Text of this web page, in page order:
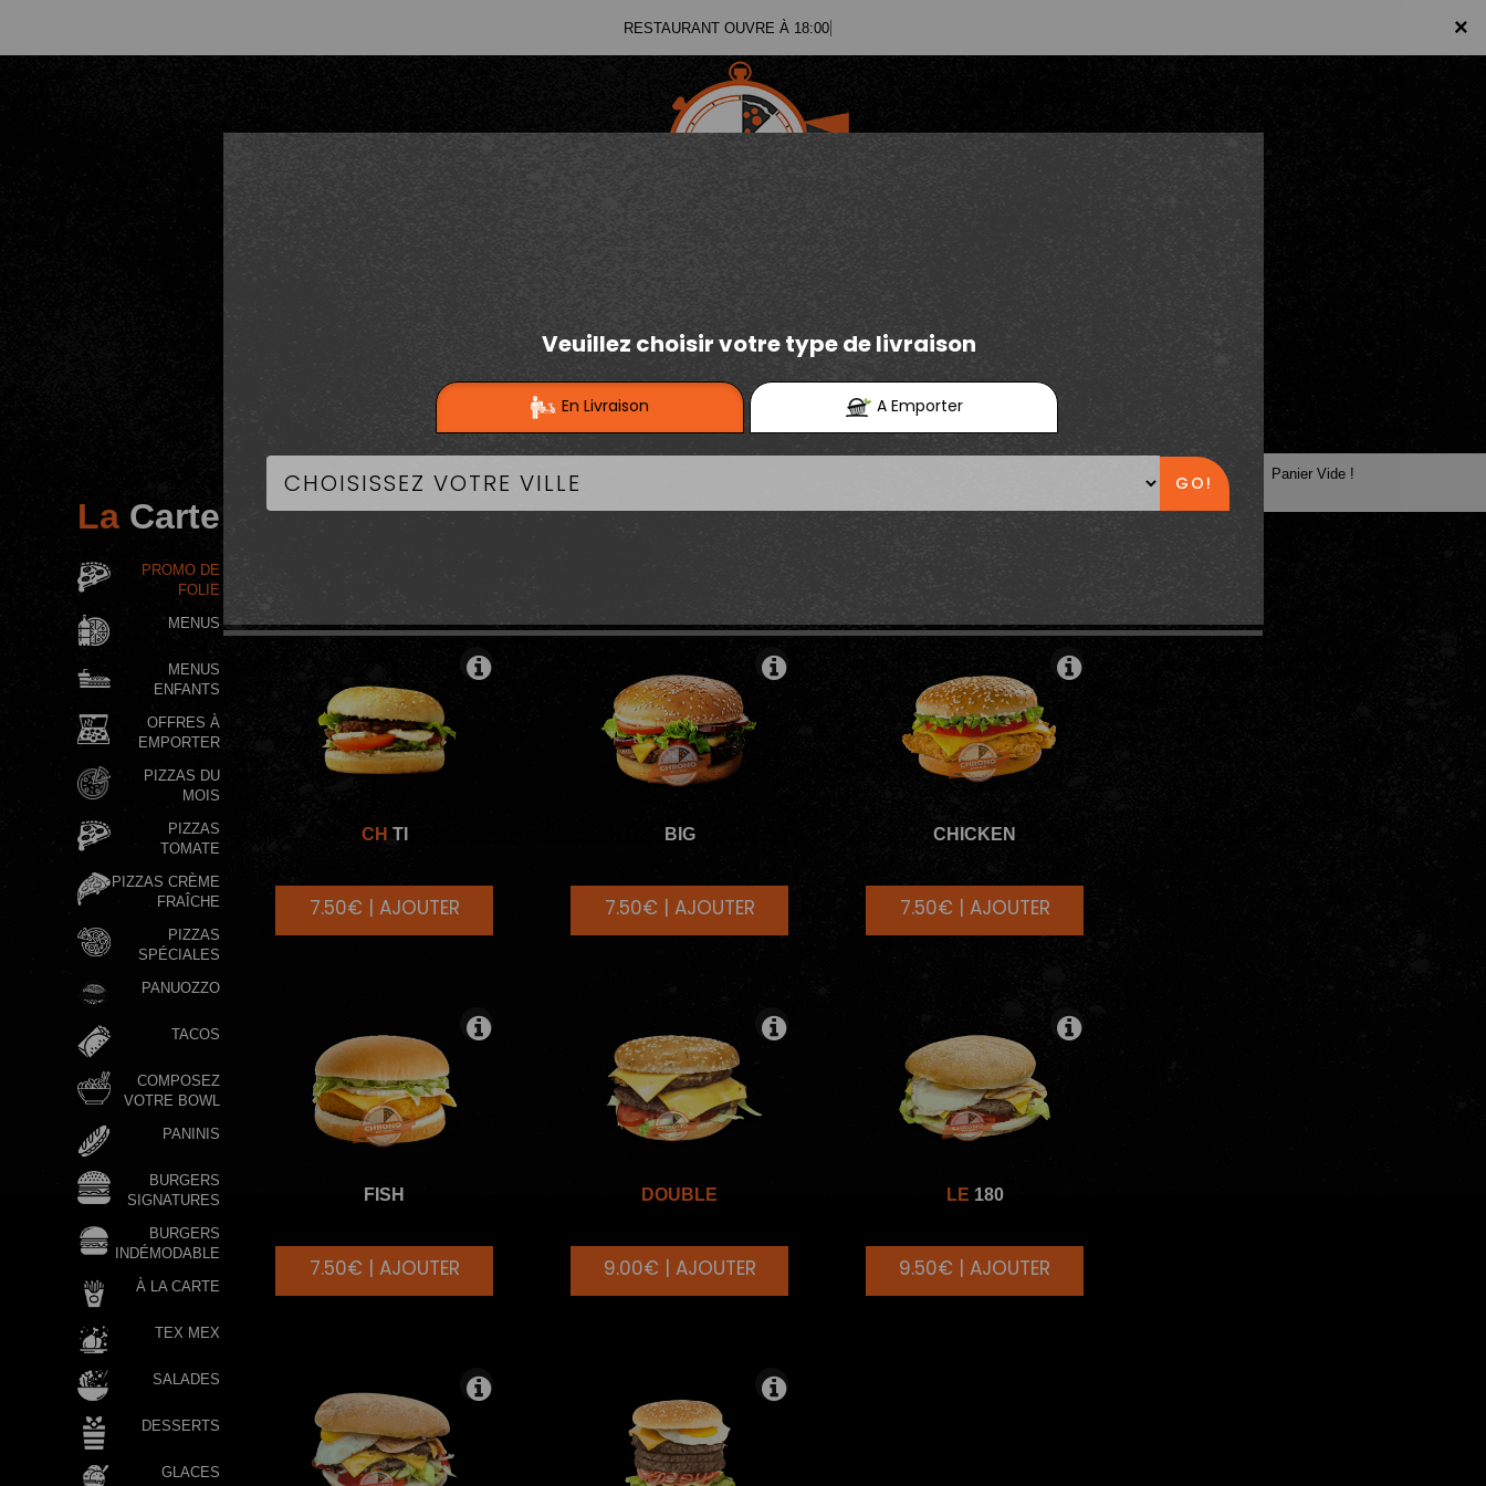
×
RESTAURANT OUVRE À 18:00 ×
La Carte
PROMO DE
FOLIE
MENUS
MENUS
ENFANTS
OFFRES À
EMPORTER
PIZZAS DU
MOIS
PIZZAS
TOMATE
PIZZAS CRÈME
FRAÎCHE
PIZZAS
SPÉCIALES
PANUOZZO
TACOS
COMPOSEZ
VOTRE BOWL
PANINIS
BURGERS
SIGNATURES
BURGERS
INDÉMODABLE
À LA CARTE
TEX MEX
SALADES
DESSERTS
GLACES
BURGERS INDÉMODABLE
CH TI
7.50€ | AJOUTER
BIG
7.50€ | AJOUTER
CHICKEN
7.50€ | AJOUTER
FISH
7.50€ | AJOUTER
DOUBLE
9.00€ | AJOUTER
LE 180
9.50€ | AJOUTER
Panier Vide !